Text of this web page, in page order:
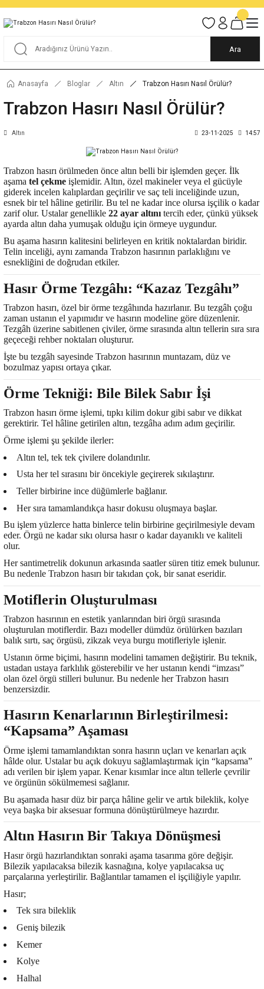
Tüm Alışverişlerde KARGO BEDAVA
Garantili Ve Sigortalı Kargo
Ankara İçi Elden Teslimat İmkanı
24/7 Müşteri Destek Hizmeti
Ara
Anasayfa Bloglar Altın Trabzon Hasırı Nasıl Örülür?
Trabzon Hasırı Nasıl Örülür?
Altın 23-11-2025 14:57
Trabzon hasırı örülmeden önce altın belli bir işlemden geçer. İlk
aşama tel çekme işlemidir. Altın, özel makineler veya el gücüyle
giderek incelen kalıplardan geçirilir ve saç teli inceliğinde uzun,
esnek bir tel hâline getirilir. Bu tel ne kadar ince olursa işçilik o kadar
zarif olur. Ustalar genellikle 22 ayar altını tercih eder, çünkü yüksek
ayarda altın daha yumuşak olduğu için örmeye uygundur.
Bu aşama hasırın kalitesini belirleyen en kritik noktalardan biridir.
Telin inceliği, aynı zamanda Trabzon hasırının parlaklığını ve
esnekliğini de doğrudan etkiler.
Hasır Örme Tezgâhı: “Kazaz Tezgâhı”
Trabzon hasırı, özel bir örme tezgâhında hazırlanır. Bu tezgâh çoğu
zaman ustanın el yapımıdır ve hasırın modeline göre düzenlenir.
Tezgâh üzerine sabitlenen çiviler, örme sırasında altın tellerin sıra sıra
geçeceği rehber noktaları oluşturur.
İşte bu tezgâh sayesinde Trabzon hasırının muntazam, düz ve
bozulmaz yapısı ortaya çıkar.
Örme Tekniği: Bile Bilek Sabır İşi
Trabzon hasırı örme işlemi, tıpkı kilim dokur gibi sabır ve dikkat
gerektirir. Tel hâline getirilen altın, tezgâha adım adım geçirilir.
Örme işlemi şu şekilde ilerler:
Altın tel, tek tek çivilere dolandırılır.
Usta her tel sırasını bir öncekiyle geçirerek sıkılaştırır.
Teller birbirine ince düğümlerle bağlanır.
Her sıra tamamlandıkça hasır dokusu oluşmaya başlar.
Bu işlem yüzlerce hatta binlerce telin birbirine geçirilmesiyle devam
eder. Örgü ne kadar sıkı olursa hasır o kadar dayanıklı ve kaliteli
olur.
Her santimetrelik dokunun arkasında saatler süren titiz emek bulunur.
Bu nedenle Trabzon hasırı bir takıdan çok, bir sanat eseridir.
Motiflerin Oluşturulması
Trabzon hasırının en estetik yanlarından biri örgü sırasında
oluşturulan motiflerdir. Bazı modeller dümdüz örülürken bazıları
balık sırtı, saç örgüsü, zikzak veya burgu motifleriyle işlenir.
Ustanın örme biçimi, hasırın modelini tamamen değiştirir. Bu teknik,
ustadan ustaya farklılık gösterebilir ve her ustanın kendi “imzası”
olan özel örgü stilleri bulunur. Bu nedenle her Trabzon hasırı
benzersizdir.
Hasırın Kenarlarının Birleştirilmesi:
“Kapsama” Aşaması
Örme işlemi tamamlandıktan sonra hasırın uçları ve kenarları açık
hâlde olur. Ustalar bu açık dokuyu sağlamlaştırmak için “kapsama”
adı verilen bir işlem yapar. Kenar kısımlar ince altın tellerle çevrilir
ve örgünün sökülmemesi sağlanır.
Bu aşamada hasır düz bir parça hâline gelir ve artık bileklik, kolye
veya başka bir aksesuar formuna dönüştürülmeye hazırdır.
Altın Hasırın Bir Takıya Dönüşmesi
Hasır örgü hazırlandıktan sonraki aşama tasarıma göre değişir.
Bilezik yapılacaksa bilezik kasnağına, kolye yapılacaksa uç
parçalarına yerleştirilir. Bağlantılar tamamen el işçiliğiyle yapılır.
Hasır;
Tek sıra bileklik
Geniş bilezik
Kemer
Kolye
Halhal